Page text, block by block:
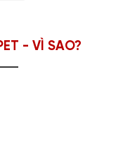
- VÌ SAO?